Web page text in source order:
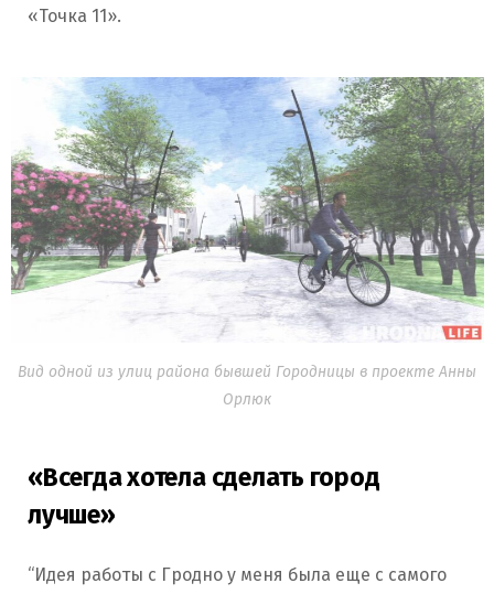
«Точка 11».
Вид одной из улиц района бывшей Городницы в проекте Анны
Орлюк
«Всегда хотела сделать город
лучше»
“Идея работы с Гродно у меня была еще с самого